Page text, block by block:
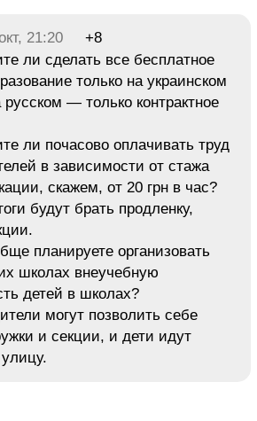
21:20
+8
ли сделать все бесплатное
только на украинском
русском — только контрактное
ли почасово оплачивать труд
в зависимости от стажа
скажем, от 20 грн в час?
будут брать продленку,
планируете организовать
школах внеучебную
детей в школах?
могут позволить себе
и секции, и дети идут